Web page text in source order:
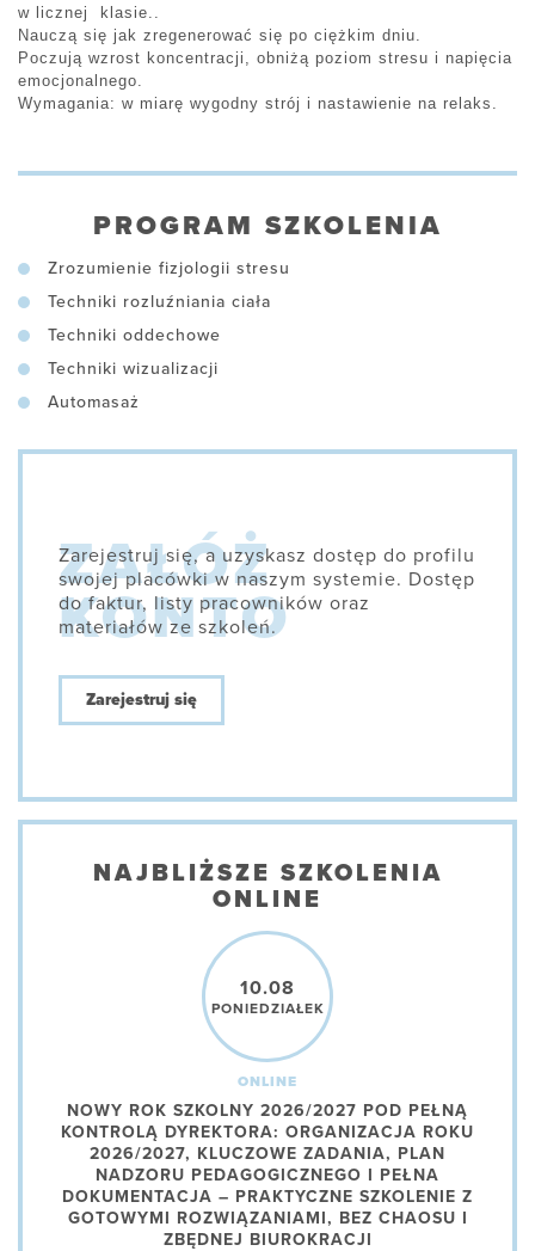
w licznej klasie..
Nauczą się jak zregenerować się po ciężkim dniu.
Poczują wzrost koncentracji, obniżą poziom stresu i napięcia
emocjonalnego.
Wymagania: w miarę wygodny strój i nastawienie na relaks.
PROGRAM SZKOLENIA
Zrozumienie fizjologii stresu
Techniki rozluźniania ciała
Techniki oddechowe
Techniki wizualizacji
Automasaż
Zarejestruj się, a uzyskasz dostęp do profilu
swojej placówki w naszym systemie. Dostęp
do faktur, listy pracowników oraz
materiałów ze szkoleń.
Zarejestruj się
NAJBLIŻSZE SZKOLENIA
ONLINE
10.08
PONIEDZIAŁEK
ONLINE
NOWY ROK SZKOLNY 2026/2027 POD PEŁNĄ
KONTROLĄ DYREKTORA: ORGANIZACJA ROKU
2026/2027, KLUCZOWE ZADANIA, PLAN
NADZORU PEDAGOGICZNEGO I PEŁNA
DOKUMENTACJA – PRAKTYCZNE SZKOLENIE Z
GOTOWYMI ROZWIĄZANIAMI, BEZ CHAOSU I
ZBĘDNEJ BIUROKRACJI